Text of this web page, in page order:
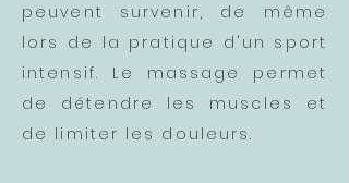
peuvent survenir, de même
lors de la pratique d'un sport
intensif. Le massage permet
de détendre les muscles et
de limiter les douleurs.